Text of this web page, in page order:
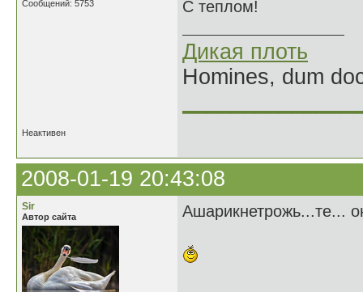
Сообщений: 5753
С теплом!
Дикая плоть
Homines, dum
Неактивен
2008-01-19 20:43:08
Sir
Автор сайта Ашарикнетрожь...те...